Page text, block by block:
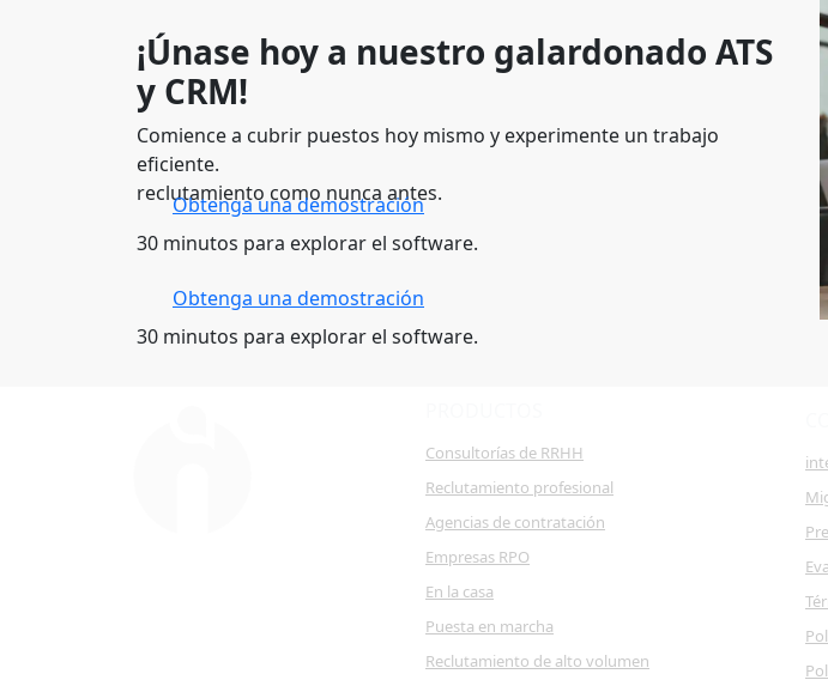
¡Únase hoy a nuestro galardonado ATS
y CRM!
Comience a cubrir puestos hoy mismo y experimente un trabajo
eficiente.
reclutamiento como nunca antes.
Obtenga una demostración
30 minutos para explorar el software.
Obtenga una demostración
30 minutos para explorar el software.
Consultorías de RRHH
Reclutamiento profesional
Agencias de contratación
Empresas RPO
En la casa
Puesta en marcha
Reclutamiento de alto volumen